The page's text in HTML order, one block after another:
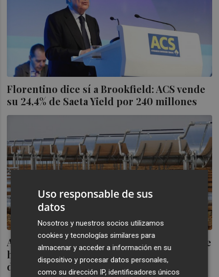
Florentino dice sí a Brookfield: ACS vende
su 24,4% de Saeta Yield por 240 millones
Aviso a los accionistas de Saeta Yield: desde
hoy hasta el 1 de junio tienen para
decidirse sobre la OPA de Brookfield
Uso responsable de sus
datos
Nosotros y nuestros socios utilizamos
cookies y tecnologías similares para
almacenar y acceder a información en su
dispositivo y procesar datos personales,
como su dirección IP, identificadores únicos